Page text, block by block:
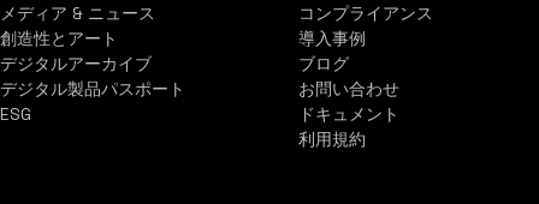
メディア & ニュース
創造性とアート
デジタルアーカイブ
デジタル製品パスポート
ESG
コンプライアンス
導入事例
ブログ
お問い合わせ
ドキュメント
利用規約